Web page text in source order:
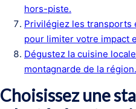
hors-piste.
Privilégiez les transports
pour limiter votre impact
Dégustez la cuisine
montagnarde de la région.
Choisissez une